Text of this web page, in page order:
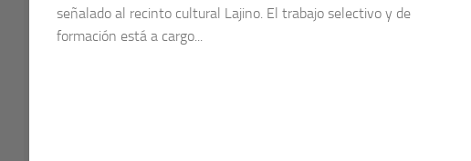
señalado al recinto cultural Lajino. El trabajo selectivo y de
formación está a cargo...